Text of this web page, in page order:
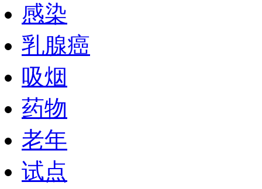
感染
乳腺癌
吸烟
药物
老年
试点